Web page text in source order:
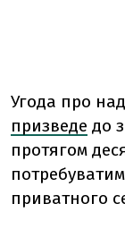
Угода про
призведе до
протягом
приватного